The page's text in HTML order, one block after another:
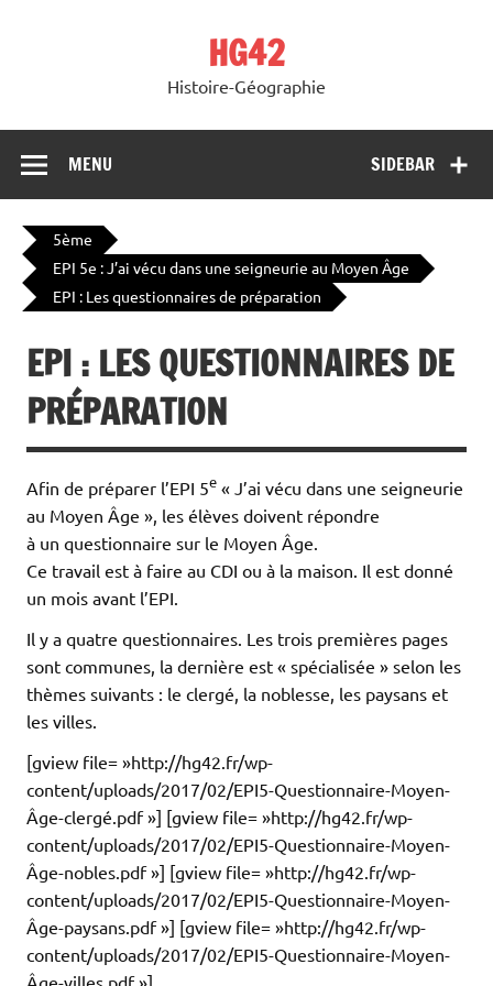
HG42
Histoire-Géographie
SIDEBAR
MENU
5ème
EPI 5e : J’ai vécu dans une seigneurie au Moyen Âge
EPI : Les questionnaires de préparation
EPI : LES QUESTIONNAIRES DE
PRÉPARATION
Afin de préparer l’EPI 5e « J’ai vécu dans une seigneurie
au Moyen Âge », les élèves doivent répondre
à un questionnaire sur le Moyen Âge.
Ce travail est à faire au CDI ou à la maison. Il est donné
un mois avant l’EPI.
Il y a quatre questionnaires. Les trois premières pages
sont communes, la dernière est « spécialisée » selon les
thèmes suivants : le clergé, la noblesse, les paysans et
les villes.
[gview file= »http://hg42.fr/wp-
content/uploads/2017/02/EPI5-Questionnaire-Moyen-
Âge-clergé.pdf »] [gview file= »http://hg42.fr/wp-
content/uploads/2017/02/EPI5-Questionnaire-Moyen-
Âge-nobles.pdf »] [gview file= »http://hg42.fr/wp-
content/uploads/2017/02/EPI5-Questionnaire-Moyen-
Âge-paysans.pdf »] [gview file= »http://hg42.fr/wp-
content/uploads/2017/02/EPI5-Questionnaire-Moyen-
Âge-villes.pdf »]